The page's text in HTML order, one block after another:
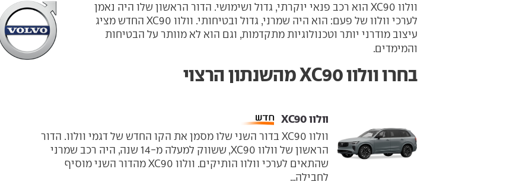
וולוו XC90 הוא רכב פנאי יוקרתי, גדול ושימושי. הדור הראשון שלו היה נאמן
לערכי וולוו של פעם: הוא היה שמרני, גדול ובטיחותי. וולוו XC90 החדש מציג
עיצוב מודרני יותר וטכנולוגיות מתקדמות, וגם הוא לא מוותר על הבטיחות
והמימדים.
בחרו וולוו XC90 מהשנתון הרצוי
וולוו XC90 ‏
וולוו XC90 בדור השני שלו מסמן את הקו החדש של דגמי וולוו. הדור
הראשון של וולוו XC90, ששווק למעלה מ-14 שנה, היה רכב שמרני
שהתאים לערכי וולוו הותיקים. וולוו XC90 מהדור השני מוסיף
לחבילה...